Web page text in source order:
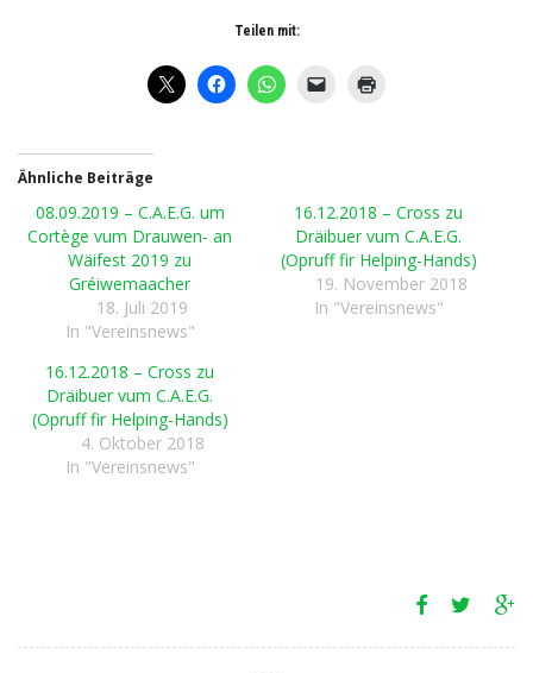
Teilen mit:
Ähnliche Beiträge
08.09.2019 – C.A.E.G. um
Cortège vum Drauwen- an
Wäifest 2019 zu
Gréiwemaacher
18. Juli 2019
In "Vereinsnews"
16.12.2018 – Cross zu
Dräibuer vum C.A.E.G.
(Opruff fir Helping-Hands)
19. November 2018
In "Vereinsnews"
16.12.2018 – Cross zu
Dräibuer vum C.A.E.G.
(Opruff fir Helping-Hands)
4. Oktober 2018
In "Vereinsnews"